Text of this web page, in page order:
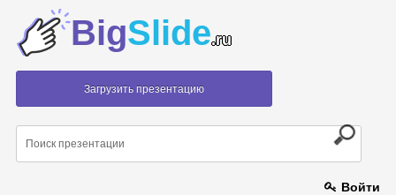
BigSlide.ru
Загрузить презентацию
Войти